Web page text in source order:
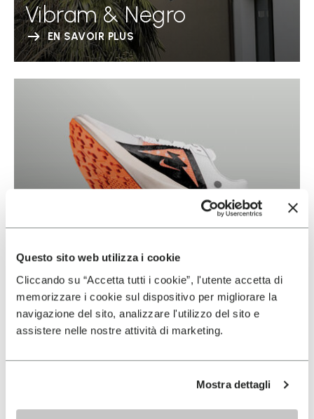
Questo sito web utilizza i cookie
Cliccando su “Accetta tutti i cookie”, l'utente accetta di
memorizzare i cookie sul dispositivo per migliorare la
navigazione del sito, analizzare l'utilizzo del sito e
assistere nelle nostre attività di marketing.
Mostra dettagli
Vibram & Negro
EN SAVOIR PLUS
EN SAVOIR PLUS